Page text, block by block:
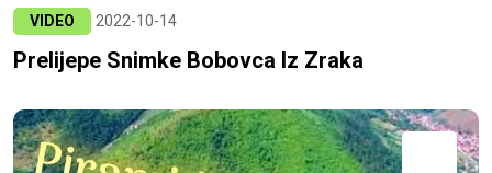
VIDEO 2022-10-14
Prelijepe Snimke Bobovca Iz Zraka